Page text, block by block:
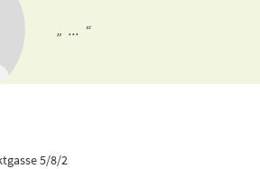
„ ... “
5/8/2